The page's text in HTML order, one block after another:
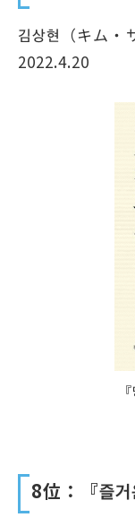
김상현（キム
2022.4.20
8位：『즐